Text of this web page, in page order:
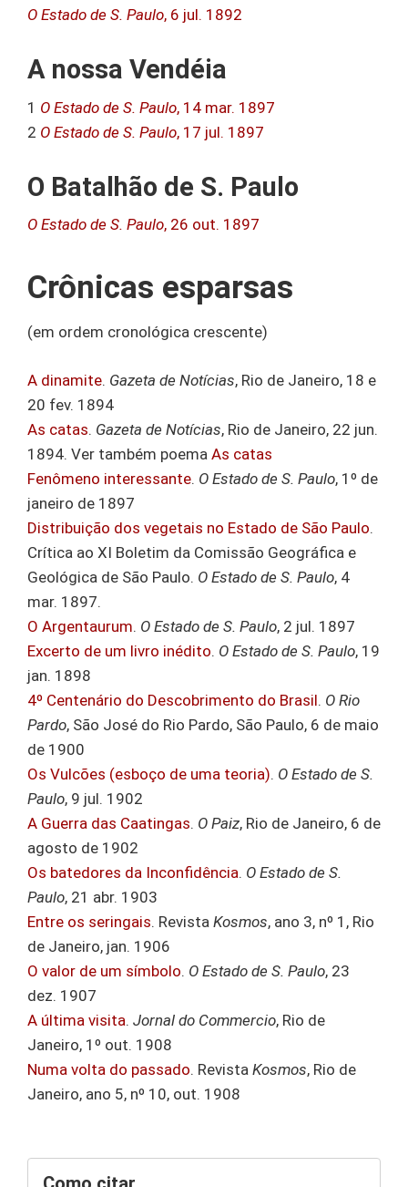
O Estado de S. Paulo, 6 jul. 1892
A nossa Vendéia
1 O Estado de S. Paulo, 14 mar. 1897
2 O Estado de S. Paulo, 17 jul. 1897
O Batalhão de S. Paulo
O Estado de S. Paulo, 26 out. 1897
Crônicas esparsas
(em ordem cronológica crescente)
A dinamite. Gazeta de Notícias, Rio de Janeiro, 18 e
20 fev. 1894
As catas. Gazeta de Notícias, Rio de Janeiro, 22 jun.
1894. Ver também poema As catas
Fenômeno interessante. O Estado de S. Paulo, 1º de
janeiro de 1897
Distribuição dos vegetais no Estado de São Paulo.
Crítica ao XI Boletim da Comissão Geográfica e
Geológica de São Paulo. O Estado de S. Paulo, 4
mar. 1897.
O Argentaurum. O Estado de S. Paulo, 2 jul. 1897
Excerto de um livro inédito. O Estado de S. Paulo, 19
jan. 1898
4º Centenário do Descobrimento do Brasil. O Rio
Pardo, São José do Rio Pardo, São Paulo, 6 de maio
de 1900
Os Vulcões (esboço de uma teoria). O Estado de S.
Paulo, 9 jul. 1902
A Guerra das Caatingas. O Paiz, Rio de Janeiro, 6 de
agosto de 1902
Os batedores da Inconfidência. O Estado de S.
Paulo, 21 abr. 1903
Entre os seringais. Revista Kosmos, ano 3, nº 1, Rio
de Janeiro, jan. 1906
O valor de um símbolo. O Estado de S. Paulo, 23
dez. 1907
A última visita. Jornal do Commercio, Rio de
Janeiro, 1º out. 1908
Numa volta do passado. Revista Kosmos, Rio de
Janeiro, ano 5, nº 10, out. 1908